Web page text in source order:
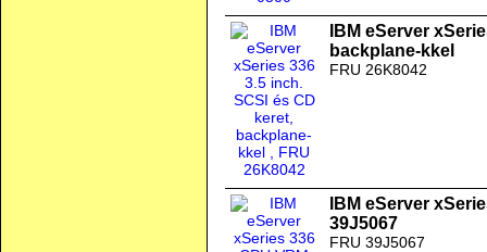
IBM eServer
backplane-kkel
FRU 26K8042
IBM eServer
39J5067
FRU 39J5067